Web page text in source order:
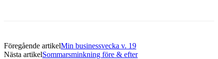
Föregående artikelMin businessvecka v. 19
Nästa artikelSommarsminkning före & efter